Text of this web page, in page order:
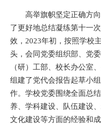
高举旗帜坚定正确方
了更好地总结凝练第十一
效，2023年初，按照学校
头，会同党委组织部、党
（研）工部、校长办公室
组建了党代会报告起草小
作。学校党委围绕全面总
养、学科建设、队伍建设
文化建设等方面的经验和